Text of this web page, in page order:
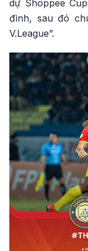
dự Shoppee
đình, sau đó
V.League”.